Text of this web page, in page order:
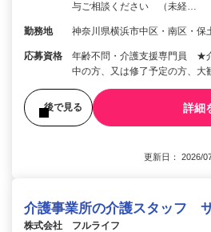
与ご相談ください （未経…
勤務地 神奈川県横浜市中区・南区・保
応募資格
年齢不問・介護支援専門員 ★
中の方、又は修了予定の方、大
後で見る 詳細
更新日： 2026/
介護事業所の介護スタッフ
株式会社 フルライフ